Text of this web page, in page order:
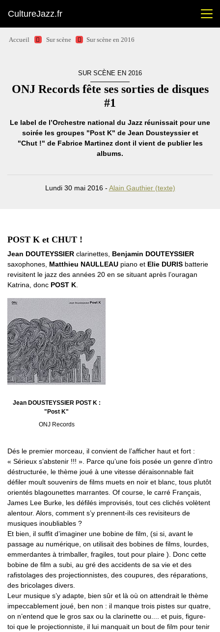
CultureJazz.fr
Accueil Sur scène Sur scène en 2016
SUR SCÈNE EN 2016
ONJ Records fête ses sorties de disques
#1
Le label de l’Orchestre national du Jazz réunissait pour une
soirée les groupes "Post K" de Jean Dousteyssier et
"Chut !" de Fabrice Martinez dont il vient de publier les
albums.
Lundi 30 mai 2016 - Alain Gauthier (texte)
POST K et CHUT !
Jean DOUTEYSSIER clarinettes, Benjamin DOUTEYSSIER
saxophones, Matthieu NAULLEAU piano et Elie DURIS batterie
revisitent le jazz des années 20 en se situant après l’ouragan
Katrina, donc POST K
Jean DOUSTEYSSIER POST K :
"Post K"
ONJ Records
Dés le premier morceau, il convient de l’afficher haut et fort :
« Sérieux s’abstenir !!! ». Parce qu’une fois posée un genre d’intro
déstructurée, le thème joué à une vitesse déraisonnable fait
défiler moult souvenirs de films muets en noir et blanc, tous plutôt
orientés blagounettes marrantes. Of course, le carré Français,
James Lee Burke, les défilés improvisés, tout ces clichés volètent
alentour. Alors, comment s’y prennent-ils ces revisiteurs de
musiques inoubliables ?
Et bien, il suffit d’imaginer une bobine de film, (si si, avant le
passage au numérique, on utilisait des bobines de films, lourdes,
emmerdantes à trimballer, fragiles, tout pour plaire ). Donc cette
bobine de film a subi, au gré des accidents de sa vie et des
rafistolages des projectionnistes, des coupures, des réparations,
des bricolages divers.
Leur musique s’y adapte, bien sûr et là où on attendrait le thème
impeccablement joué, ben non : il manque trois pistes sur quatre,
on n’entend que le gros sax ou la clarinette ou.... et puis, figure-
toi que le projectionniste, il lui manquait un bout de film pour tenir